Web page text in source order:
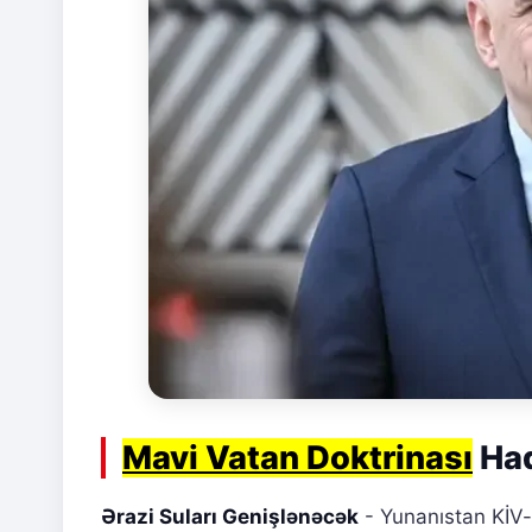
Mavi Vatan Doktrinası
Ərazi Suları Genişlənəcək - Yunanıstan